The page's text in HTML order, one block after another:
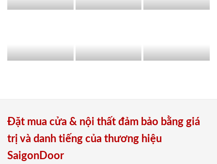
Đặt mua cửa & nội thất đảm bảo bằng giá
trị và danh tiếng của thương hiệu
SaigonDoor